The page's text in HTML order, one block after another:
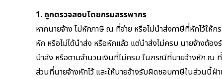
1. ถูกตรวจสอบโดยกรมสรรพากร
หากนายจ้าง ไม่หักภาษี ณ ที่จ่าย หรือไม่นำส่งภาษีที่หักไว้ให้ก
หัก หรือไม่ได้นำส่ง หรือหักแล้ว แต่นำส่งไม่ครบ นายจ้างต้อ
นำส่ง หรือตามจำนวนเงินที่ไม่ครบ ในกรณีที่นายจ้างหัก ณ
ส่วนที่นายจ้างหักไว้ และให้นายจ้างรับผิดชอบภาษีในส่วนนี้ฝ่